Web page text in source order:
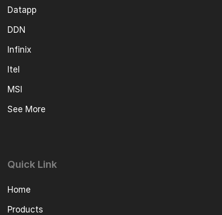
Datapp
DDN
Infinix
Itel
MSI
See More
Quick Link
Home
Products